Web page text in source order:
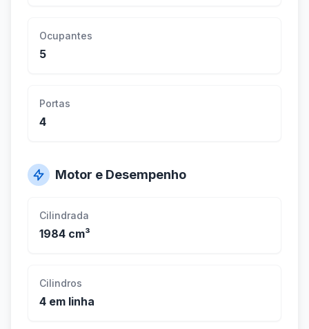
Ocupantes
5
Portas
4
Motor e Desempenho
Cilindrada
1984 cm³
Cilindros
4 em linha